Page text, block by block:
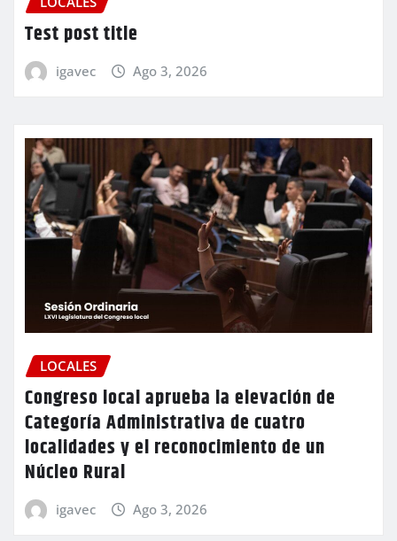
Test post title
igavec Ago 3, 2026
LOCALES
Congreso local aprueba la elevación de
Categoría Administrativa de cuatro
localidades y el reconocimiento de un
Núcleo Rural
igavec Ago 3, 2026